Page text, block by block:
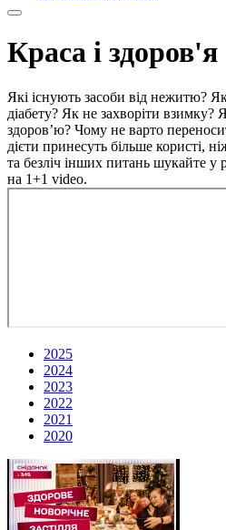
Краса і здоров'я
Які існують засоби від нежитю?
діабету? Як не захворіти взимку?
здоров’ю? Чому не варто
дієти принесуть більше користі,
та безліч інших питань шукайте у
на 1+1 video.
2025
2024
2023
2022
2021
2020